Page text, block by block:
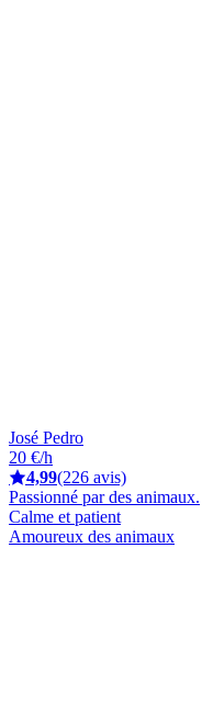
José Pedro
20 €/h
4,99(226 avis)
Passionné par des animaux.
Calme et patient
Amoureux des animaux